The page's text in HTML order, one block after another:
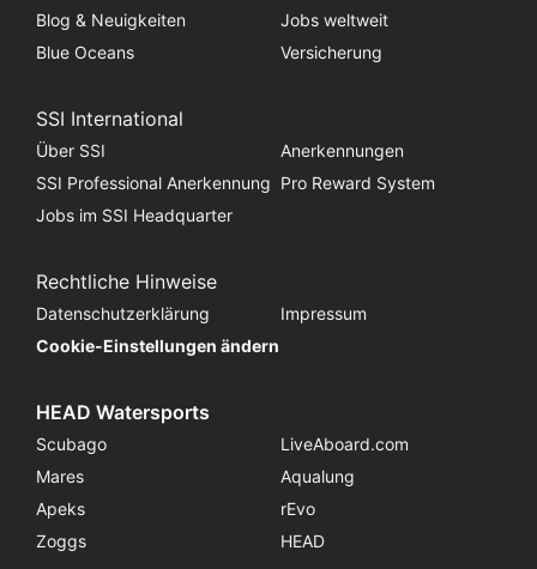
Blog & Neuigkeiten
Jobs weltweit
Blue Oceans
Versicherung
SSI International
Über SSI
Anerkennungen
SSI Professional Anerkennung Pro Reward System
Jobs im SSI Headquarter
Rechtliche Hinweise
Datenschutzerklärung
Impressum
Cookie-Einstellungen ändern
HEAD Watersports
Scubago
LiveAboard.com
Mares
Aqualung
Apeks
rEvo
Zoggs
HEAD